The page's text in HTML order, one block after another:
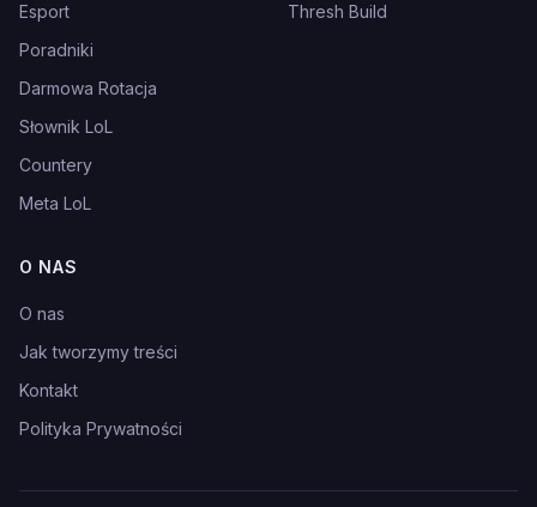
Esport
Poradniki
Darmowa Rotacja
Słownik LoL
Countery
Meta LoL
Thresh Build
O NAS
O nas
Jak tworzymy treści
Kontakt
Polityka Prywatności